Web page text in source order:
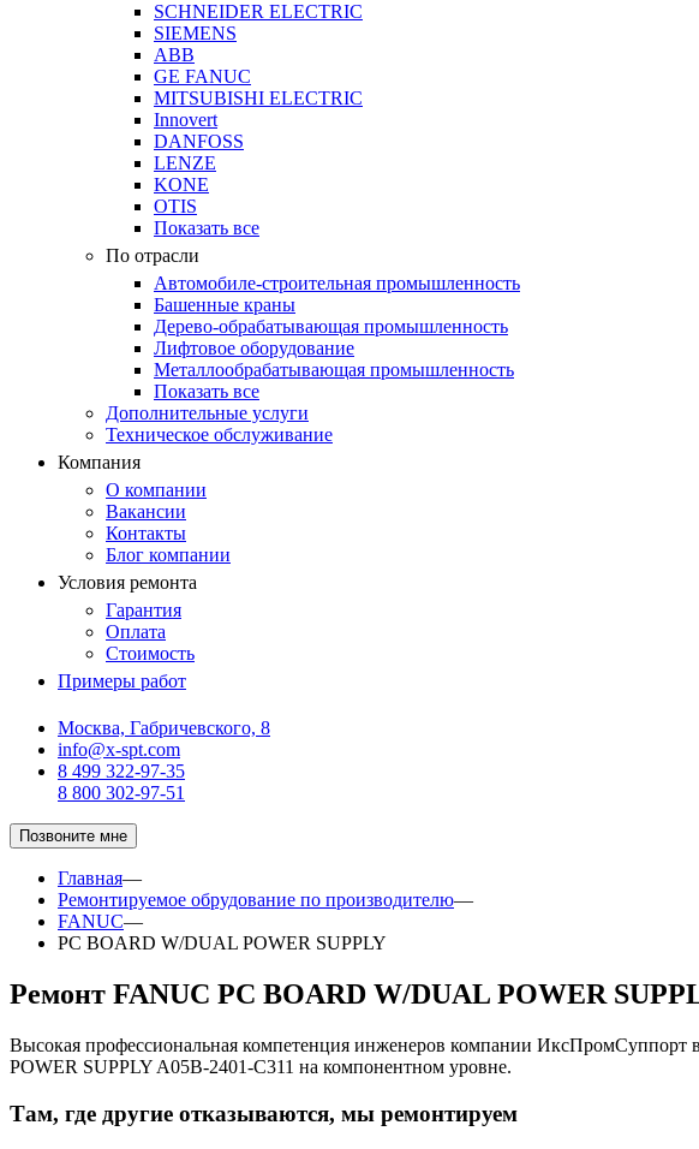
SCHNEIDER ELECTRIC
SIEMENS
ABB
GE FANUC
MITSUBISHI ELECTRIC
Innovert
DANFOSS
LENZE
KONE
OTIS
Показать все
По отрасли
Автомобиле-строительная промышленность
Башенные краны
Дерево-обрабатывающая промышленность
Лифтовое оборудование
Металлообрабатывающая промышленность
Показать все
Дополнительные услуги
Техническое обслуживание
Компания
О компании
Вакансии
Контакты
Блог компании
Условия ремонта
Гарантия
Оплата
Стоимость
Примеры работ
Москва, Габричевского, 8
info@x-spt.com
8 499 322-97-35
8 800 302-97-51
Позвоните мне
Главная—
Ремонтируемое обрудование по производителю—
FANUC—
PC BOARD W/DUAL POWER SUPPLY
Ремонт FANUC PC BOARD W/DUAL POWER
Высокая профессиональная компетенция инженеров компании
POWER SUPPLY A05B-2401-C311 на компонентном уровне.
Там, где другие отказываются, мы ремонтируем